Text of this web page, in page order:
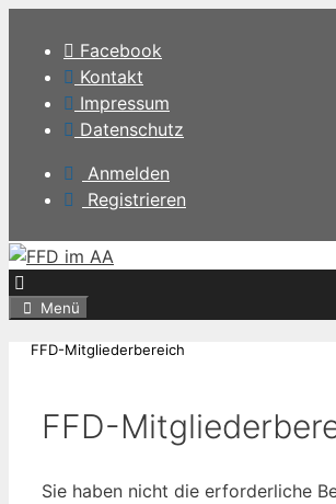
Inhalt
springen
Facebook
Kontakt
Impressum
Datenschutz
Anmelden
Registrieren
Menü
FFD-Mitgliederbereich
FFD-
Sie haben nicht die erforderliche